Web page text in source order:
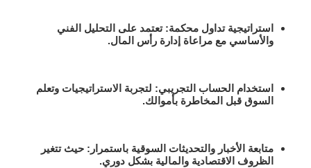
استراتيجية تداول محكمة: تعتمد على التحليل الفني
والأساسي مع مراعاة إدارة رأس المال.
استخدام الحساب التجريبي: لتجربة الاستراتيجيات وتعلم
السوق قبل المخاطرة بأموالك.
متابعة الأخبار والتحديثات السوقية باستمرار : حيث تتغير
الظروف الاقتصادية والمالية بشكل دوري.